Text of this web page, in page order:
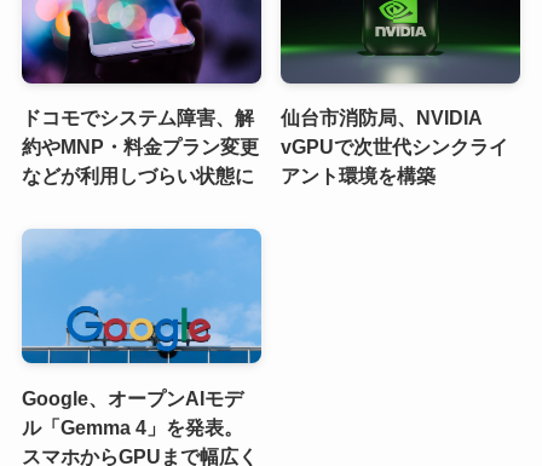
ドコモでシステム障害、解
約やMNP・料金プラン変更
などが利用しづらい状態に
仙台市消防局、NVIDIA
vGPUで次世代シンクライ
アント環境を構築
Google、オープンAIモデ
ル「Gemma 4」を発表。
スマホからGPUまで幅広く